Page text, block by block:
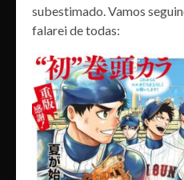
subestimado. Vamos
falarei de todas: